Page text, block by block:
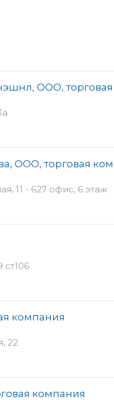
ООО,
ООО, торговая
11 - 627 офис, 6 этаж
ст106
компания
22
компания